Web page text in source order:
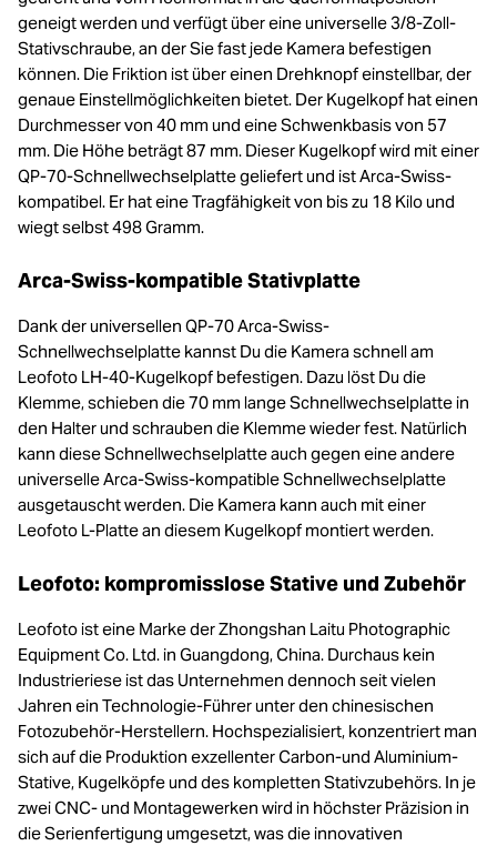
geneigt werden und verfügt über eine universelle 3/8-Zoll-
Stativschraube, an der Sie fast jede Kamera befestigen
können. Die Friktion ist über einen Drehknopf einstellbar, der
genaue Einstellmöglichkeiten bietet. Der Kugelkopf hat einen
Durchmesser von 40 mm und eine Schwenkbasis von 57
mm. Die Höhe beträgt 87 mm. Dieser Kugelkopf wird mit einer
QP-70-Schnellwechselplatte geliefert und ist Arca-Swiss-
kompatibel. Er hat eine Tragfähigkeit von bis zu 18 Kilo und
wiegt selbst 498 Gramm.
Arca-Swiss-kompatible Stativplatte
Dank der universellen QP-70 Arca-Swiss-
Schnellwechselplatte kannst Du die Kamera schnell am
Leofoto LH-40-Kugelkopf befestigen. Dazu löst Du die
Klemme, schieben die 70 mm lange Schnellwechselplatte in
den Halter und schrauben die Klemme wieder fest. Natürlich
kann diese Schnellwechselplatte auch gegen eine andere
universelle Arca-Swiss-kompatible Schnellwechselplatte
ausgetauscht werden. Die Kamera kann auch mit einer
Leofoto L-Platte an diesem Kugelkopf montiert werden.
Leofoto: kompromisslose Stative und Zubehör
Leofoto ist eine Marke der Zhongshan Laitu Photographic
Equipment Co. Ltd. in Guangdong, China. Durchaus kein
Industrieriese ist das Unternehmen dennoch seit vielen
Jahren ein Technologie-Führer unter den chinesischen
Fotozubehör-Herstellern. Hochspezialisiert, konzentriert man
sich auf die Produktion exzellenter Carbon-und Aluminium-
Stative, Kugelköpfe und des kompletten Stativzubehörs. In je
zwei CNC- und Montagewerken wird in höchster Präzision in
die Serienfertigung umgesetzt, was die innovativen